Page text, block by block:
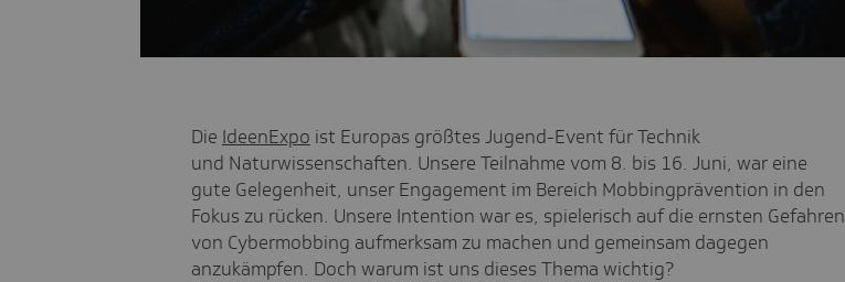
Die IdeenExpo ist Europas größtes Jugend-Event für Technik
und Naturwissenschaften. Unsere Teilnahme vom 8. bis 16. Juni, war eine
gute Gelegenheit, unser Engagement im Bereich Mobbingprävention in den
Fokus zu rücken. Unsere Intention war es, spielerisch auf die ernsten Gefahren
von Cybermobbing aufmerksam zu machen und gemeinsam dagegen
anzukämpfen. Doch warum ist uns dieses Thema wichtig?